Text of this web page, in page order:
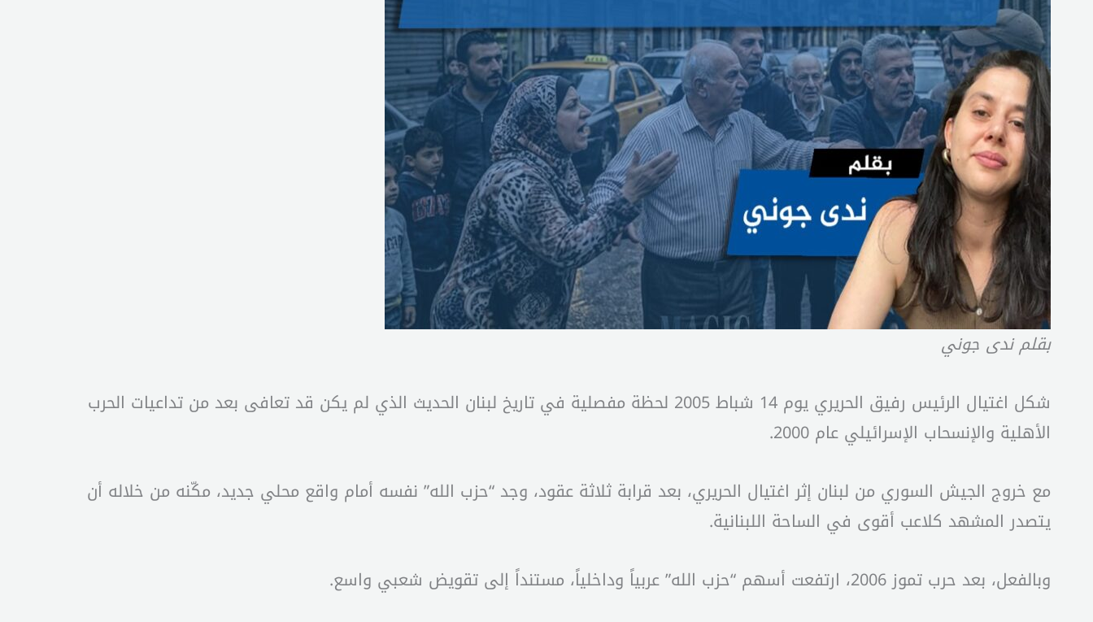
بقلم ندى جوني
شكل اغتيال الرئيس رفيق الحريري يوم 14 شباط 2005 لحظة مفصلية في تاريخ لبنان الحديث الذي لم يكن قد تعافى بعد من تداعيات الحرب
الأهلية والإنسحاب الإسرائيلي عام 2000.
مع خروج الجيش السوري من لبنان إثر اغتيال الحريري، بعد قرابة ثلاثة عقود، وجد “حزب الله” نفسه أمام واقع محلي جديد، مكّنه من خلاله أن
يتصدر المشهد كلاعب أقوى في الساحة اللبنانية.
وبالفعل، بعد حرب تموز 2006، ارتفعت أسهم “حزب الله” عربياً وداخلياً، مستنداً إلى تقويض شعبي واسع.